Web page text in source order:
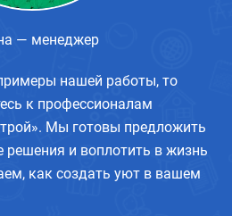
нашей работы, то
к профессионалам
Мы готовы предложить
и воплотить в жизнь
как создать уют в вашем
— менеджер